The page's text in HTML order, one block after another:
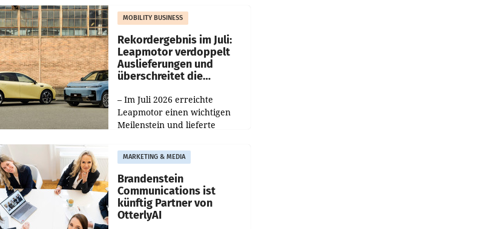
Die beiden Standorte liegen in
Haag sowie im rund
MOBILITY BUSINESS
Rekordergebnis im Juli:
Leapmotor verdoppelt
Auslieferungen und
überschreitet die
– Im Juli 2026 erreichte
Leapmotor einen wichtigen
Meilenstein und lieferte
aus, womit sich das Ergebnis
gegenüber Juli 2025 mehr als
verdoppelte (+102
MARKETING & MEDIA
Brandenstein
Communications ist
künftig Partner von
OtterlyAI